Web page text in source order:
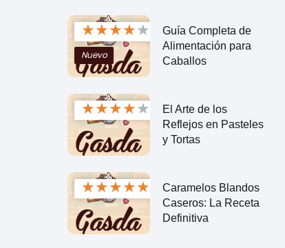
★★★★★
Nuevo
Guía Completa de
Alimentación para
Caballos
★★★★★
El Arte de los
Reflejos en Pasteles
y Tortas
★★★★★
Caramelos Blandos
Caseros: La Receta
Definitiva